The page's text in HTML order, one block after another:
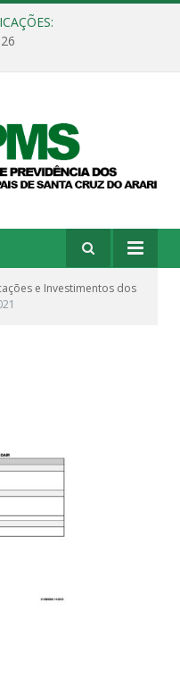
e Investimentos dos